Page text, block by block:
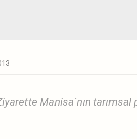
Manisa`nın tarımsal